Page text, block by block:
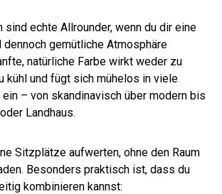
echte Allrounder, wenn du dir eine
dennoch gemütliche Atmosphäre
natürliche Farbe wirkt weder zu
kühl und fügt sich mühelos in viele
– von skandinavisch über modern bis
Landhaus.
Sitzplätze aufwerten, ohne den Raum
Besonders praktisch ist, dass du
kombinieren kannst: